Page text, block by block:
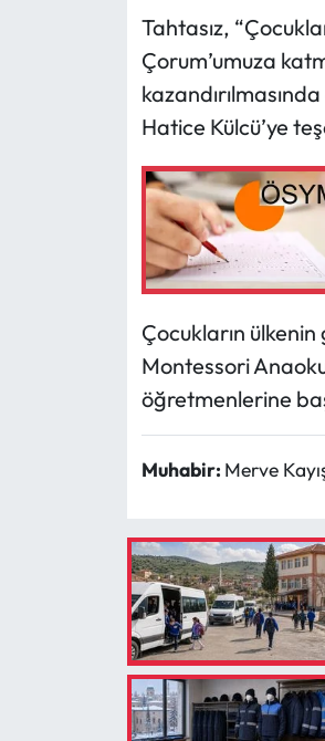
Tahtasız,
Çorum’umuza
Hatice Külcü’ye
Çocukların
Montessori
öğretmenlerine
Muhabir: Merve
Mecitözü Haberleri
Oğuzlar Haberleri
Ortaköy Haberleri
Osmancık Haberleri
Otomotiv
Resmi İlan
Resmi Reklam
Sungurlu Haberleri
Uğurludağ Haberleri